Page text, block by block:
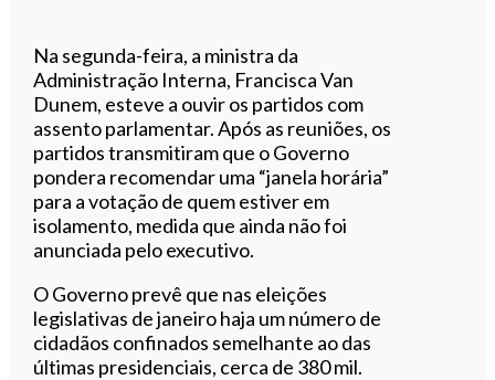
Na segunda-feira, a ministra da
Administração Interna, Francisca Van
Dunem, esteve a ouvir os partidos com
assento parlamentar. Após as reuniões, os
partidos transmitiram que o Governo
pondera recomendar uma “janela horária”
para a votação de quem estiver em
isolamento, medida que ainda não foi
anunciada pelo executivo.
O Governo prevê que nas eleições
legislativas de janeiro haja um número de
cidadãos confinados semelhante ao das
últimas presidenciais, cerca de 380 mil.